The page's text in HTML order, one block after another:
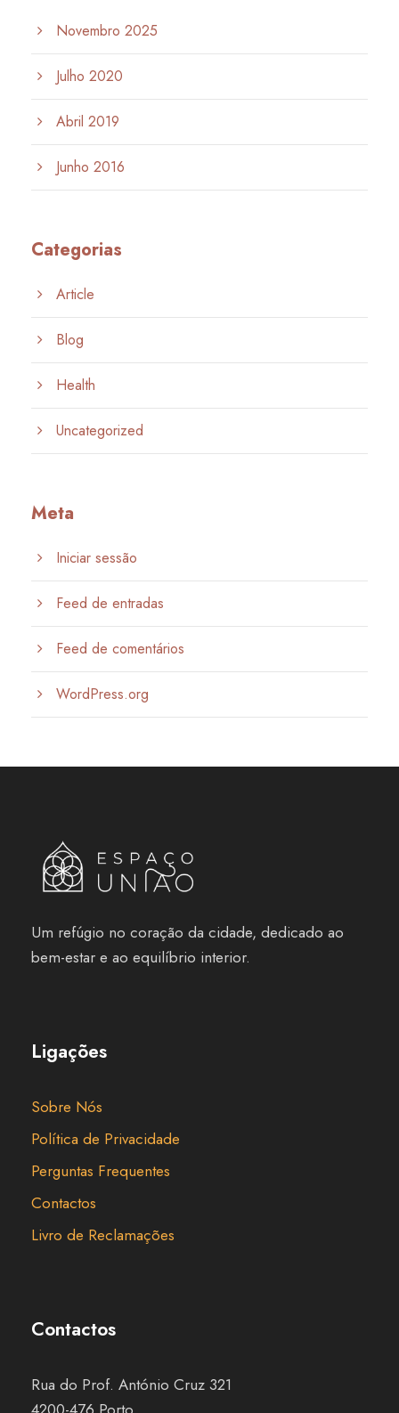
Novembro 2025
Julho 2020
Abril 2019
Junho 2016
Categorias
Article
Blog
Health
Uncategorized
Meta
Iniciar sessão
Feed de entradas
Feed de comentários
WordPress.org
Um refúgio no coração da cidade, dedicado ao
bem-estar e ao equilíbrio interior.
Ligações
Sobre Nós
Política de Privacidade
Perguntas Frequentes
Contactos
Livro de Reclamações
Contactos
Rua do Prof. António Cruz 321